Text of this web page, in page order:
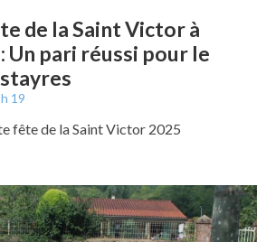
de la Saint Victor à
Un pari réussi pour le
19
fête de la Saint Victor 2025